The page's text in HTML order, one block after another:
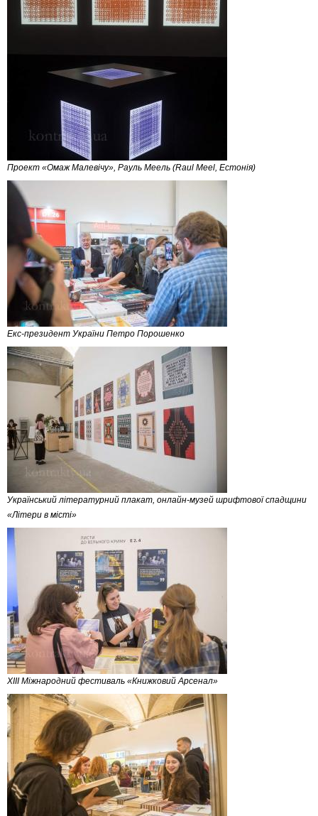
Проект «Омаж Малевічу», Рауль Меель (Raul Meel, Естонія)
Екс-президент України Петро Порошенко
Український літературний плакат, онлайн-музей шрифтової спадщини
«Літери в місті»
XIII Міжнародний фестиваль «Книжковий Арсенал»